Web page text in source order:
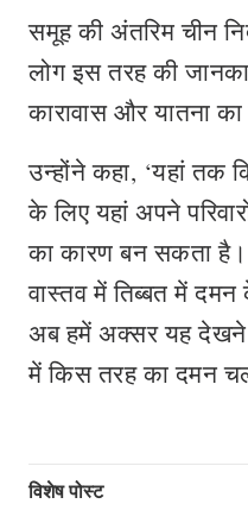
समूह की अंतरिम चीन
लोग इस तरह की
कारावास और यातना
उन्होंने कहा, ‘यहां तक
के लिए यहां अपने
का कारण बन सकता
वास्तव में तिब्बत में
अब हमें अक्सर यह देखने
में किस तरह का दमन
विशेष पोस्ट